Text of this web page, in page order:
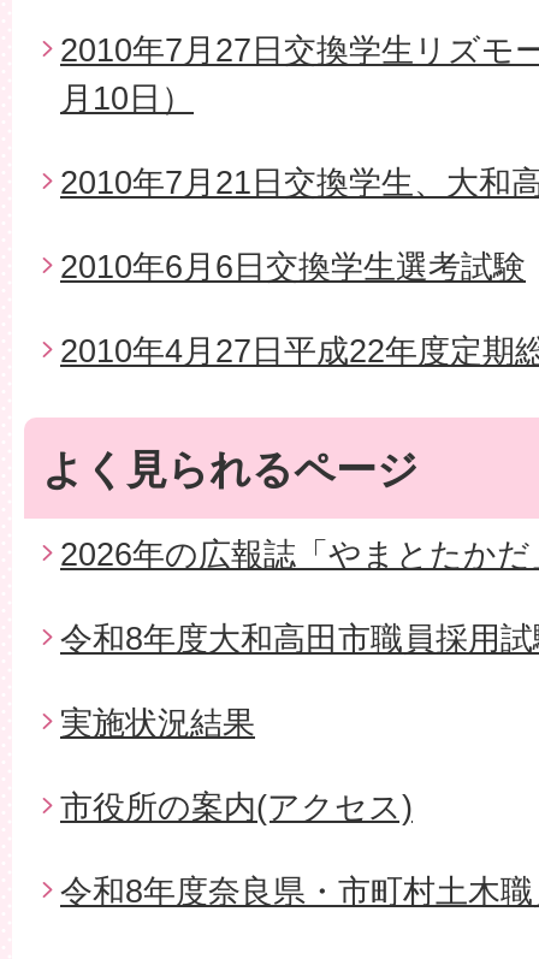
2010年7月27日交換学生リズモ
月10日）
2010年7月21日交換学生、大和
2010年6月6日交換学生選考試験
2010年4月27日平成22年度定期
よく見られるページ
2026年の広報誌「やまとたかだ
令和8年度大和高田市職員採用
実施状況結果
市役所の案内(アクセス)
令和8年度奈良県・市町村土木